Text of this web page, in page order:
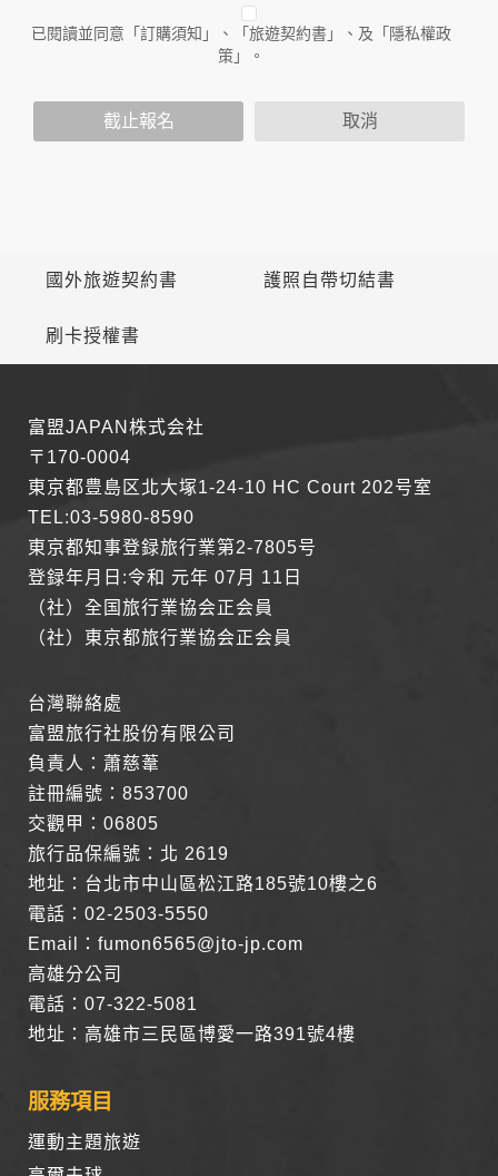
人員。例如您透過本公司旗下網站上的廣告廠商連結，這些置
放連結的廠商也可能蒐集您個人的資料。對於您主動提供的個
人資訊，這些廣告廠商或連結網站有其個別的隱私權保護政
您個人在本網站上的聊天室或討論區中任意公開個人資料的行
本網站在您使用服務信箱、問卷調查等互動性功能時，會保留
設備的 IP 位址、使用時間、使用的瀏覽器、瀏覽及點選資料記
錄等，做為我們增進網站服務的參考依據，此記錄為內部應
分析，分析結果之統計數據或說明文字呈現，除供內部研究
外，我們會視需要公佈統計數據及說明文字，但不涉及特定個
人之資料。
除非取得您的同意或其他法令之特別規定，本網站絕不會將您
的個人資料揭露予第三人或使用於蒐集目的以外之其他用途。
在您於本網站註冊帳號、使用本網站相關產品、服務、活動或
業夥伴處取得個人資料。
當客戶在本網站註冊時，我們會取得您的姓名、電話、住址、
身份證字號、電子郵件、出生日期、性別、行業等相關資料，
號、電子郵件、出生日期、性別、行業等相關資料，當您註冊
其他除了上述，會保留您在上網瀏覽或查詢時，伺服器自行產
生的相關記錄，包括您使用連線設備的 IP 位址、使用時間、使
用的瀏覽器、瀏覽及點選資料紀錄等。本網站會對個別連線者
網頁，除非您願意告知您的個人資料，否則本網站不會也無法
將此項記錄和您對應。請您注意，在本網站網刊登廣告之廠
商，或與連結本網站，也可能蒐集您個人的資料。對於您主動
提供的個人資訊，這些廣告廠商、或連結網站有其個別的私權
保護政策，其資料處理措施不適用本網站隱私權保護政策，本
公司不負任何連帶責任。
本網站將在事前或註冊登錄取得您的同意後，傳送商業性資料
或電子郵件給您。本公司除了在該資料或電子郵件上註明是由
本公司發送，也會在該資料或電子郵件上提供您能隨時停止接
收這些資料或電子郵件的方法及說明。
本公司不會向任何人出售或出借您的個人識別資料。
資料：
1.遵守法令或政府機關的要求；或我們發覺您在網站上的行為
已閱讀並同意「訂購須知」、「旅遊契約書」、及「隱私權政
策」。
截止報名 取消
國外旅遊契約書 護照自帶切結書
刷卡授權書
富盟JAPAN株式会社
〒170-0004
東京都豊島区北大塚1-24-10 HC Court 202号室
TEL:03-5980-8590
東京都知事登録旅行業第2-7805号
登録年月日:令和 元年 07月 11日
（社）全国旅行業協会正会員
（社）東京都旅行業協会正会員
台灣聯絡處
富盟旅行社股份有限公司
負責人：蕭慈葦
註冊編號：853700
交觀甲：06805
旅行品保編號：北 2619
地址：台北市中山區松江路185號10樓之6
電話：02-2503-5550
Email：fumon6565@jto-jp.com
高雄分公司
電話：07-322-5081
地址：高雄市三民區博愛一路391號4樓
服務項目
運動主題旅遊